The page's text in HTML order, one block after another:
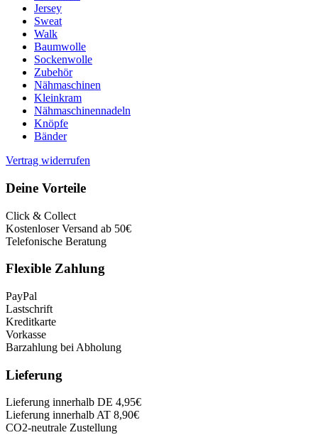
Jersey
Sweat
Walk
Baumwolle
Sockenwolle
Zubehör
Nähmaschinen
Kleinkram
Nähmaschinennadeln
Knöpfe
Bänder
Vertrag widerrufen
Deine Vorteile
Click & Collect
Kostenloser Versand ab 50€
Telefonische Beratung
Flexible Zahlung
PayPal
Lastschrift
Kreditkarte
Vorkasse
Barzahlung bei Abholung
Lieferung
Lieferung innerhalb DE 4,95€
Lieferung innerhalb AT 8,90€
CO2-neutrale Zustellung